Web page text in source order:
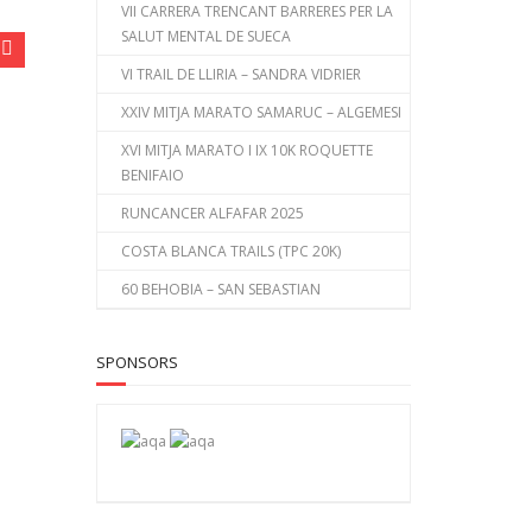
VII CARRERA TRENCANT BARRERES PER LA
SALUT MENTAL DE SUECA
VI TRAIL DE LLIRIA – SANDRA VIDRIER
XXIV MITJA MARATO SAMARUC – ALGEMESI
XVI MITJA MARATO I IX 10K ROQUETTE
BENIFAIO
RUNCANCER ALFAFAR 2025
COSTA BLANCA TRAILS (TPC 20K)
60 BEHOBIA – SAN SEBASTIAN
SPONSORS